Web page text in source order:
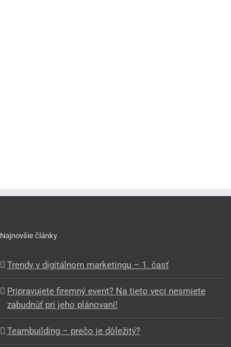
Najnovšie články
Trendy v digitálnom marketingu – 1. časť
Pripravujete firemný event? Na tieto veci nesmiete
zabudnúť pri jeho plánovaní!
Teambuilding – prečo je dôležitý?